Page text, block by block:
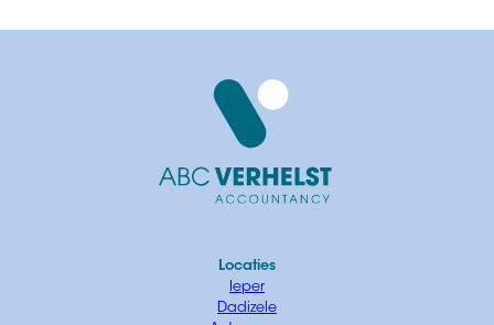
Locaties
Ieper
Dadizele